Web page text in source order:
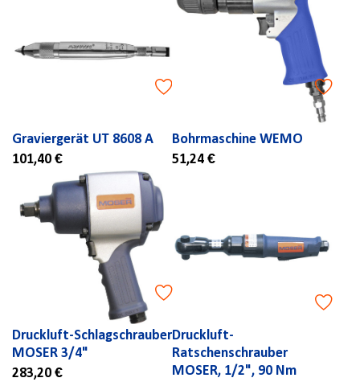
Graviergerät UT 8608 A
101,40 €
Bohrmaschine WEMO
51,24 €
Druckluft-Schlagschrauber
MOSER 3/4"
283,20 €
Druckluft-
Ratschenschrauber
MOSER, 1/2", 90 Nm